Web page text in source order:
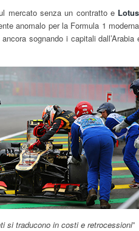
mercato senza un contratto e
anomalo per la Formula 1
sognando i capitali dall’Arabia
si traducono in costi e retrocessioni”